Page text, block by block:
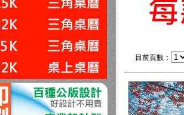
目前頁數：